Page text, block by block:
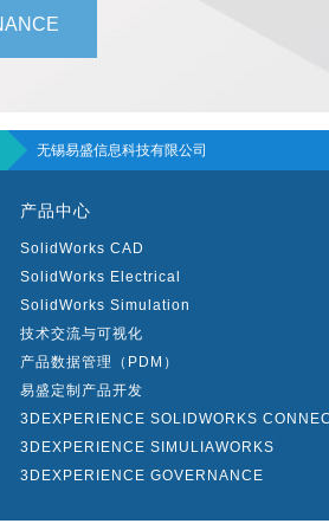
无锡易盛信息科技有限公司
产品中心
SolidWorks CAD
SolidWorks Electrical
SolidWorks Simulation
技术交流与可视化
产品数据管理（PDM）
易盛定制产品开发
3DEXPERIENCE SOLIDWORKS
3DEXPERIENCE SIMULIAWORKS
3DEXPERIENCE GOVERNANCE